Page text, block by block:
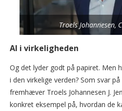
Troels Johannesen,
AI i virkeligheden
Og det lyder godt på papiret. Men
i den virkelige verden? Som svar
fremhæver Troels Johannesen J.
konkret eksempel på, hvordan de